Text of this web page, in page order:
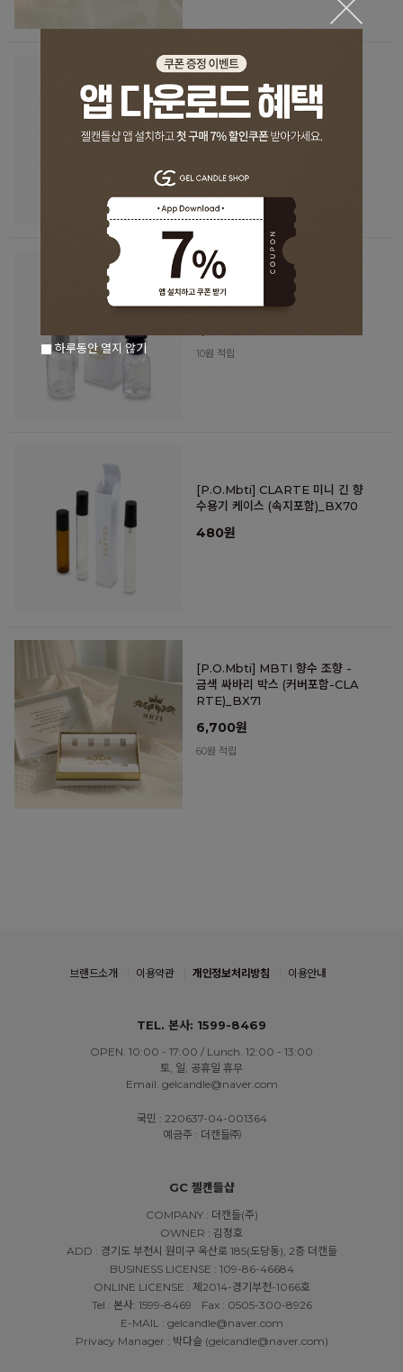
[P.O.Mbti] CLARTE 향수용기
케이스 (직사각/속지포함)_BX68
1,120원
[P.O.Mbti] CLARTE 향수용기
케이스 (정사각/속지포함)_BX69
10원 적립
[P.O.Mbti] CLARTE 미니 긴 향
수용기 케이스 (속지포함)_BX70
480원
[P.O.Mbti] MBTI 향수 조향 -
금색 싸바리 박스 (커버포함-CLA
RTE)_BX71
6,700원
60원 적립
브랜드소개 이용약관 개인정보처리방침 이용안내
TEL. 본사: 1599-8469
OPEN. 10:00 - 17:00 / Lunch. 12:00 - 13:00
토, 일, 공휴일 휴무
Email. gelcandle@naver.com
국민 : 220637-04-001364
예금주 : 더캔들㈜
GC 젤캔들샵
COMPANY : 더캔들(주)
OWNER : 김정호
ADD : 경기도 부천시 원미구 옥산로 185(도당동), 2층 더캔들
BUSINESS LICENSE : 109-86-46684
ONLINE LICENSE : 제2014-경기부천-1066호
Tel : 본사: 1599-8469
Fax : 0505-300-8926
E-MAIL : gelcandle@naver.com
Privacy Manager : 박다슬 (gelcandle@naver.com)
하루동안 열지 않기